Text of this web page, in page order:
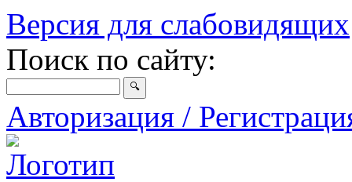
Версия для слабовидящих
Поиск по сайту:
Авторизация /